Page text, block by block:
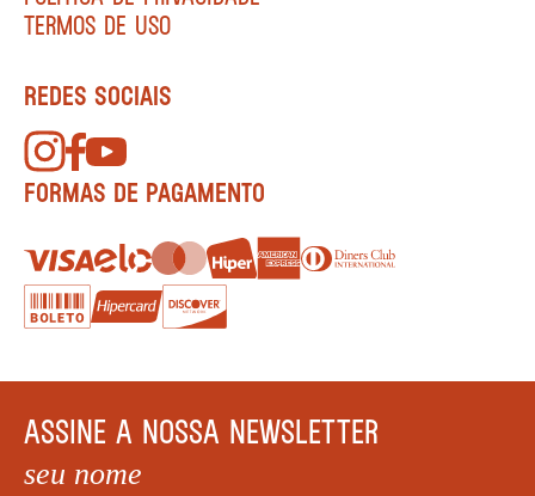
TERMOS DE USO
REDES SOCIAIS
FORMAS DE PAGAMENTO
ASSINE A NOSSA NEWSLETTER